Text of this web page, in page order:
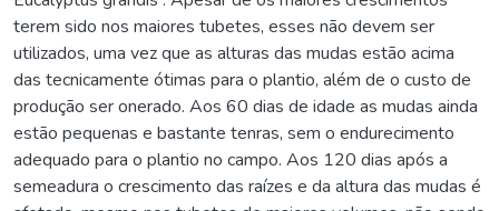
terem sido nos maiores tubetes, esses não devem ser
utilizados, uma vez que as alturas das mudas estão acima
das tecnicamente ótimas para o plantio, além de o custo de
produção ser onerado. Aos 60 dias de idade as mudas ainda
estão pequenas e bastante tenras, sem o endurecimento
adequado para o plantio no campo. Aos 120 dias após a
semeadura o crescimento das raízes e da altura das mudas é